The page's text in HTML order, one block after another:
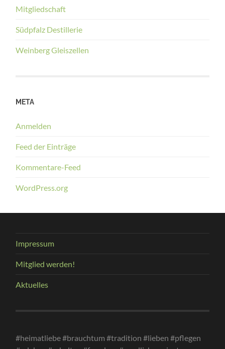
Mitgliedschaft
Südpfalz Destillerie
Weinberg Gleiszellen
META
Anmelden
Feed der Einträge
Kommentare-Feed
WordPress.org
Impressum
Mitglied werden!
Aktuelles
#heimatliebe #brauchtum #tradition #lieben #pflegen